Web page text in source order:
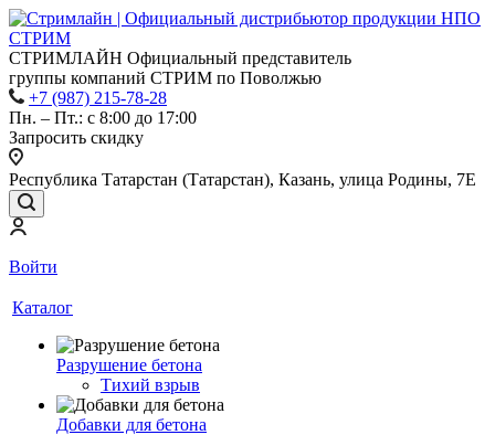
СТРИМЛАЙН Официальный представитель
группы компаний СТРИМ по Поволжью
+7 (987) 215-78-28
Пн. – Пт.: с 8:00 до 17:00
Запросить скидку
Республика Татарстан (Татарстан), Казань, улица Родины, 7Е
Войти
Каталог
Разрушение бетона
Тихий взрыв
Добавки для бетона